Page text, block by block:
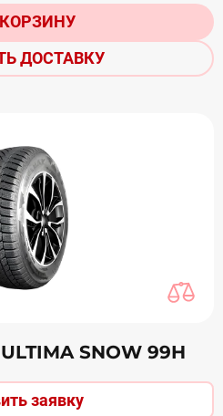
ДОСТАВКУ
SNOW 99H
заявку